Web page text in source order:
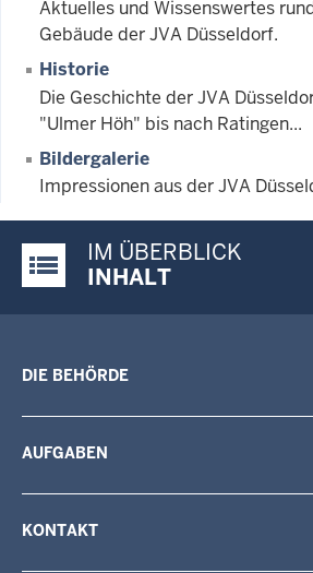
Aktuelles und Wissenswertes
Gebäude der JVA Düsseldorf.
Historie
Die Geschichte der JVA
"Ulmer Höh" bis nach Ratingen...
Bildergalerie
Impressionen aus der JVA
Justiz-Portal im Überblick:
IM ÜBERBLICK
INHALT
DIE BEHÖRDE
AUFGABEN
KONTAKT